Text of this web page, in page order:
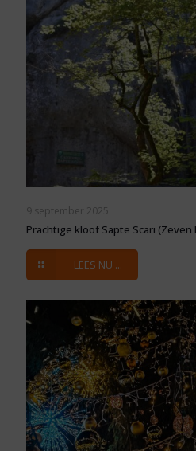
9 september 2025
Prachtige kloof Sapte Scari
LEES NU ...